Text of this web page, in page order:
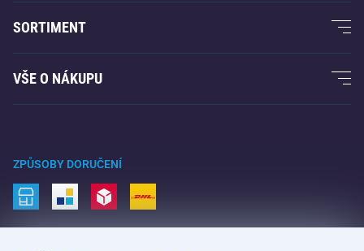
O nás
Acra garance
Kontakty
SORTIMENT
Fitness a posilování
Raketové sporty
Volný čas a zábava
Kemping a turistika
Bojové sporty
VŠE O NÁKUPU
Doprava a platba
ZPŮSOBY DORUČENÍ